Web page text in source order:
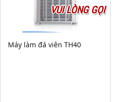
VUI LÒNG GỌI
Máy làm đá viên TH40